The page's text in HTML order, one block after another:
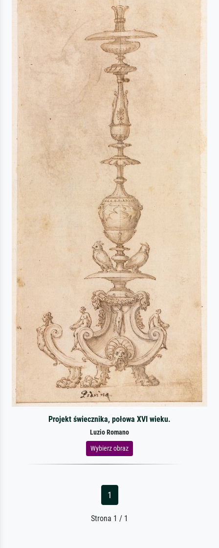
Projekt świecznika, połowa XVI wieku.
Luzio Romano
Wybierz obraz
1
Strona 1 / 1